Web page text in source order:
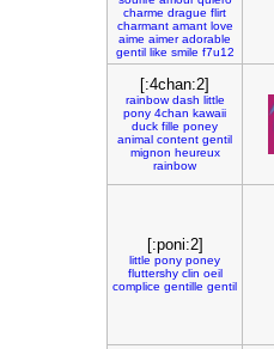
charme drague flirt
charmant amant love
aime aimer adorable
gentil like smile f7u12
[:4chan:2]
rainbow dash little
pony 4chan kawaii
duck fille poney
animal content gentil
mignon heureux
rainbow
[:poni:2]
little pony poney
fluttershy clin oeil
complice gentille gentil